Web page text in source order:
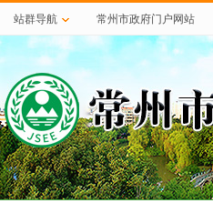
站群导航 常州市政府门户网站